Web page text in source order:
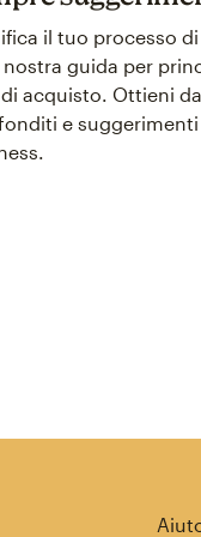
il tuo processo
guida per
acquisto. Ottieni
e